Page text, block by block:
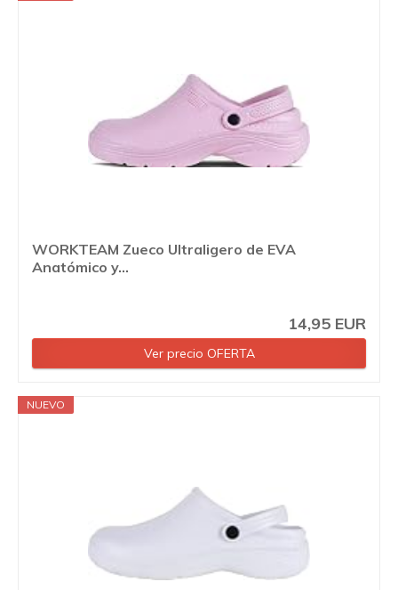
WORKTEAM Zueco Ultraligero de EVA
Anatómico y...
14,95 EUR
Ver precio OFERTA
NUEVO